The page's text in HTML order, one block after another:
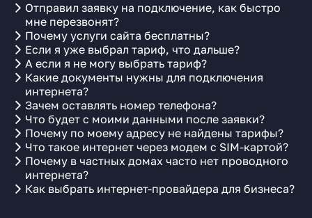
Отправил заявку на подключение, как быстро
мне перезвонят?
Почему услуги сайта бесплатны?
Если я уже выбрал тариф, что дальше?
А если я не могу выбрать тариф?
Какие документы нужны для подключения
интернета?
Зачем оставлять номер телефона?
Что будет с моими данными после заявки?
Почему по моему адресу не найдены тарифы?
Что такое интернет через модем с SIM-картой?
Почему в частных домах часто нет проводного
интернета?
Как выбрать интернет-провайдера для бизнеса?